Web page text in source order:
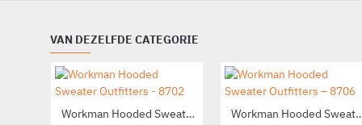
VAN DEZELFDE CATEGORIE
Workman Hooded Sweater Outfitters - 8702
Workman Hooded